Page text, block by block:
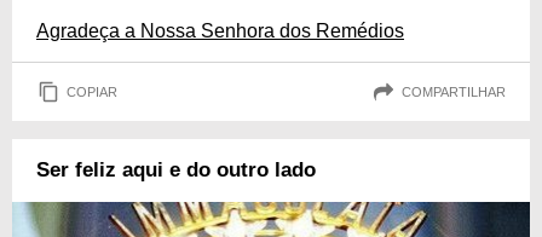
Agradeça a Nossa Senhora dos Remédios
COPIAR COMPARTILHAR
Ser feliz aqui e do outro lado